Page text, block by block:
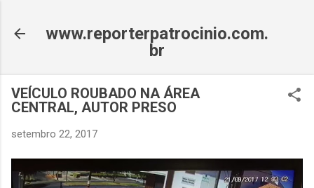
www.reporterpatrocinio.com.
br
VEÍCULO ROUBADO NA ÁREA
CENTRAL, AUTOR PRESO
setembro 22, 2017